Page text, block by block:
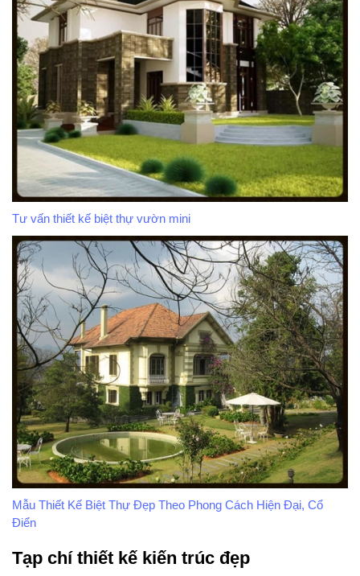
Tư vấn thiết kế biệt thự vườn mini
Mẫu Thiết Kế Biệt Thự Đẹp Theo Phong Cách Hiện Đại, Cổ
Điển
Tạp chí thiết kế kiến trúc đẹp